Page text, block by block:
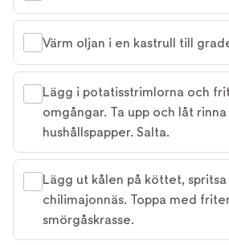
Värm oljan i en kastrull till
Lägg i potatisstrimlorna och
omgångar. Ta upp och låt rinna
hushållspapper. Salta.
Lägg ut kålen på köttet,
chilimajonnäs. Toppa med
smörgåskrasse.